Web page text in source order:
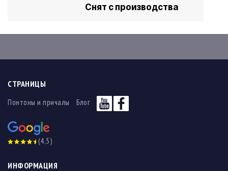
Снят с производства
СТРАНИЦЫ
Понтоны и причалы Блог
(4,5)
ИНФОРМАЦИЯ